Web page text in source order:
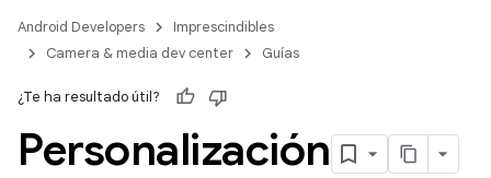
Android Developers
Imprescindibles
Camera & media dev center
Guías
¿Te ha resultado útil?
Personalización